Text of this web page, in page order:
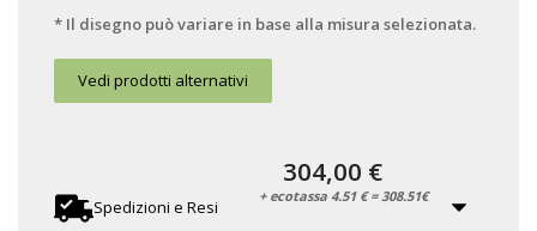
* Il disegno può variare in base alla misura selezionata.
Vedi prodotti alternativi
Spedizioni e Resi
304,00 €
+ ecotassa 4.51 € = 308.51€